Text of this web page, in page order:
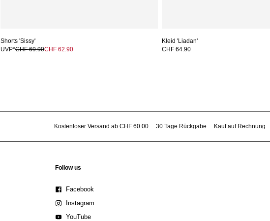
Shorts 'Sissy'
UVP*CHF 69.90CHF 62.90
Kleid 'Liadan'
CHF 64.90
Kostenloser Versand ab CHF 60.00 30 Tage Rückgabe Kauf auf Rechnung
Follow us
Facebook
Instagram
YouTube